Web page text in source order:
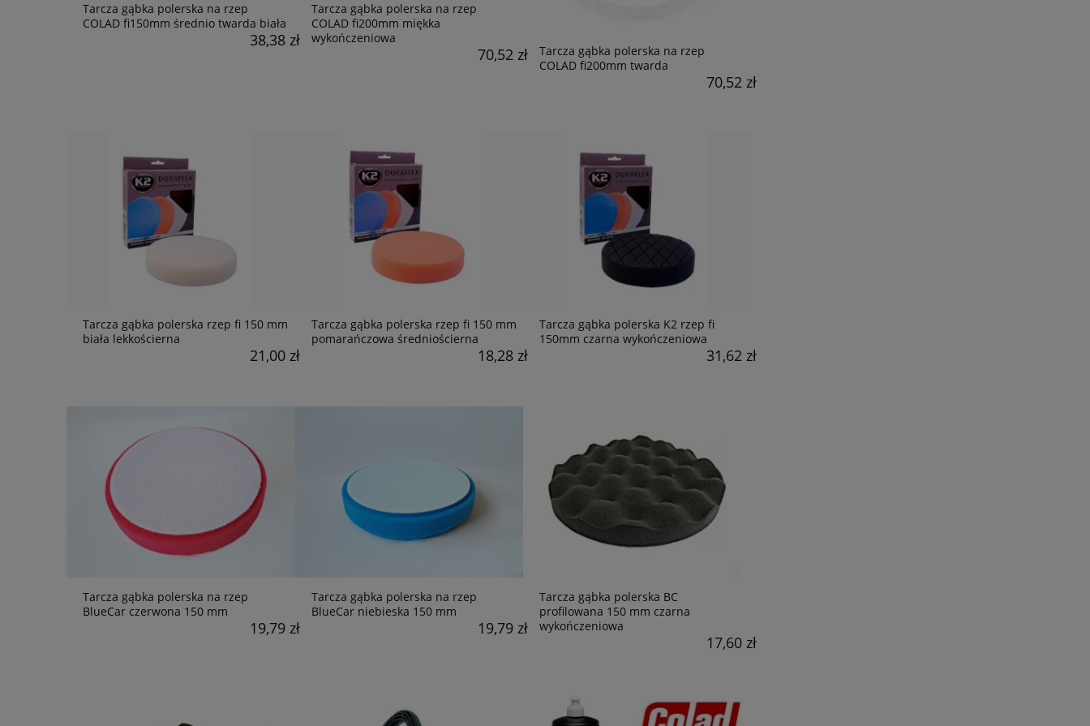
Tarcza gąbka polerska na rzep
COLAD fi150mm średnio twarda biała
38,38 zł
Tarcza gąbka polerska na rzep
COLAD fi200mm miękka
wykończeniowa
70,52 zł
Tarcza gąbka polerska na rzep
COLAD fi200mm twarda
70,52 zł
Tarcza gąbka polerska rzep fi 150 mm
biała lekkościerna
21,00 zł
Tarcza gąbka polerska rzep fi 150 mm
pomarańczowa średniościerna
18,28 zł
Tarcza gąbka polerska K2 rzep fi
150mm czarna wykończeniowa
31,62 zł
Tarcza gąbka polerska na rzep
BlueCar czerwona 150 mm
19,79 zł
Tarcza gąbka polerska na rzep
BlueCar niebieska 150 mm
19,79 zł
Tarcza gąbka polerska BC
profilowana 150 mm czarna
wykończeniowa
17,60 zł